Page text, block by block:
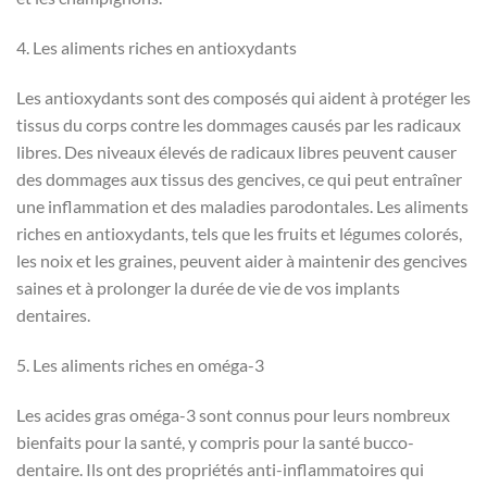
4. Les aliments riches en antioxydants
Les antioxydants sont des composés qui aident à protéger les
tissus du corps contre les dommages causés par les radicaux
libres. Des niveaux élevés de radicaux libres peuvent causer
des dommages aux tissus des gencives, ce qui peut entraîner
une inflammation et des maladies parodontales. Les aliments
riches en antioxydants, tels que les fruits et légumes colorés,
les noix et les graines, peuvent aider à maintenir des gencives
saines et à prolonger la durée de vie de vos implants
dentaires.
5. Les aliments riches en oméga-3
Les acides gras oméga-3 sont connus pour leurs nombreux
bienfaits pour la santé, y compris pour la santé bucco-
dentaire. Ils ont des propriétés anti-inflammatoires qui